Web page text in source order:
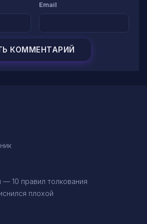
Email
— 10 правил толкования
плохой